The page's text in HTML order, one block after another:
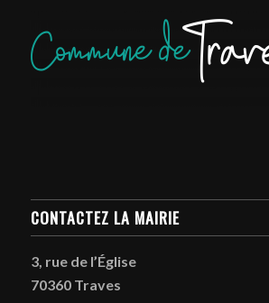
CONTACTEZ LA MAIRIE
3, rue de l’Église
70360 Traves